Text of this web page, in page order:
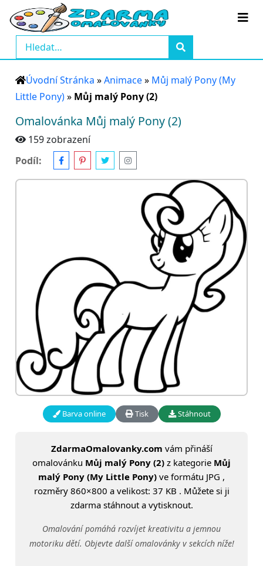
Úvodní Stránka »Animace» Můj malý Pony (My
Little Pony)» Můj malý Pony (2)
Omalovánka Můj malý Pony (2)
159 zobrazení
Podíl:
Barva online Tisk Stáhnout
ZdarmaOmalovanky.com vám přináší
omalovánku Můj malý Pony (2) z kategorie Můj
malý Pony (My Little Pony) ve formátu JPG ,
rozměry 860×800 a velikost: 37 KB . Můžete si ji
zdarma stáhnout a vytisknout.
Omalování pomáhá rozvíjet kreativitu a jemnou
motoriku dětí. Objevte další omalovánky v sekcích níže!